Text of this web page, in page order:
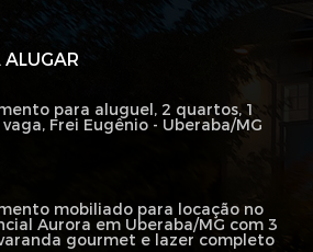
ALUGAR
para aluguel, 2 quartos, 1
Frei Eugênio - Uberaba/MG
mobiliado para locação no
Aurora em Uberaba/MG com 3
gourmet e lazer completo